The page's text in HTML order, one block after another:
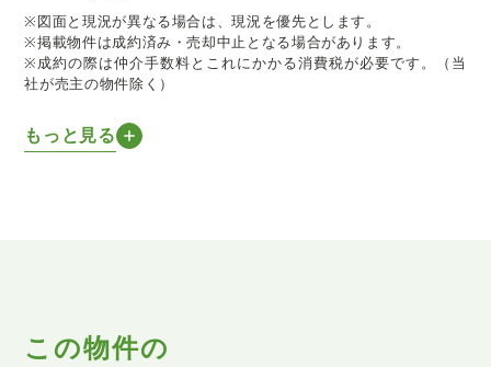
※図面と現況が異なる場合は、現況を優先とします。
※掲載物件は成約済み・売却中止となる場合があります。
※成約の際は仲介手数料とこれにかかる消費税が必要です。（当
社が売主の物件除く）
もっと見る
この物件の